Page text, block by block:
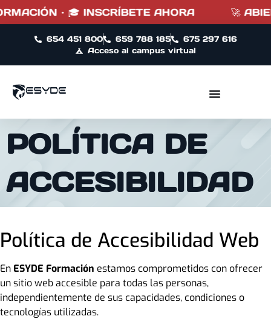
· 🎓 INSCRÍBETE AHORA 🚀
654 451 800 659 788 185
675 297 616
Acceso al campus virtual
POLÍTICA DE
ACCESIBILIDAD
Política de Accesibilidad Web
En ESYDE Formación estamos comprometidos con ofrecer
un sitio web accesible para todas las personas,
independientemente de sus capacidades, condiciones o
tecnologías utilizadas.